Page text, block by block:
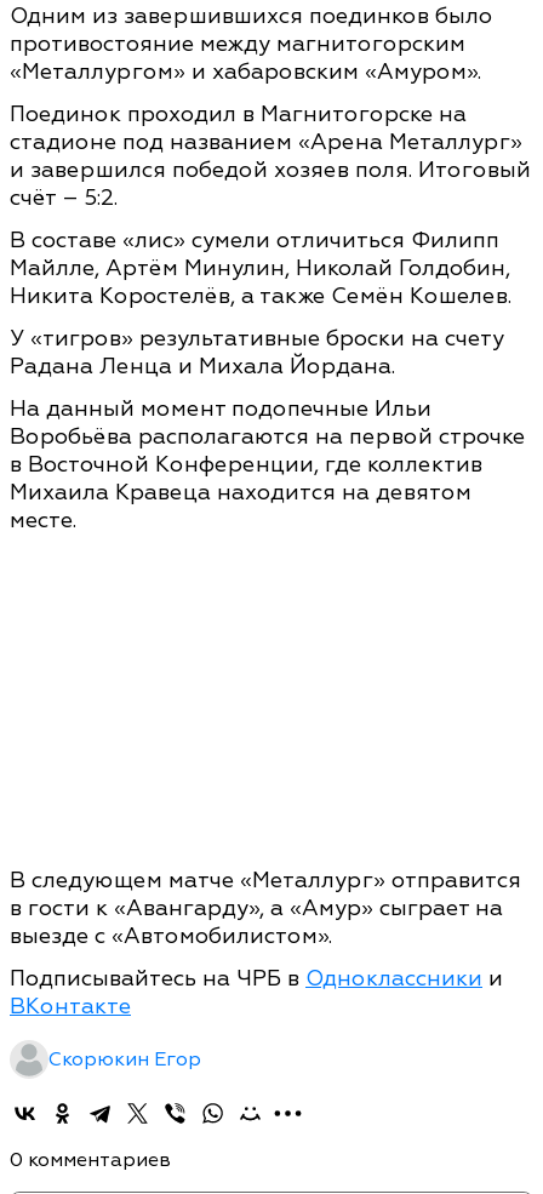
Одним из завершившихся поединков было
противостояние между магнитогорским
«Металлургом» и хабаровским «Амуром».
Поединок проходил в Магнитогорске на
стадионе под названием «Арена Металлург»
и завершился победой хозяев поля. Итоговый
счёт – 5:2.
В составе «лис» сумели отличиться Филипп
Майлле, Артём Минулин, Николай Голдобин,
Никита Коростелёв, а также Семён Кошелев.
У «тигров» результативные броски на счету
Радана Ленца и Михала Йордана.
На данный момент подопечные Ильи
Воробьёва располагаются на первой строчке
в Восточной Конференции, где коллектив
Михаила Кравеца находится на девятом
месте.
В следующем матче «Металлург» отправится
в гости к «Авангарду», а «Амур» сыграет на
выезде с «Автомобилистом».
Подписывайтесь на ЧРБ в Одноклассники и
ВКонтакте
Скорюкин Егор
0 комментариев